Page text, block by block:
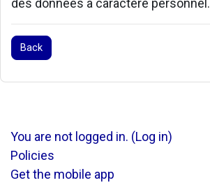
Back
You are not logged in. (Log in)
Policies
Get the mobile app